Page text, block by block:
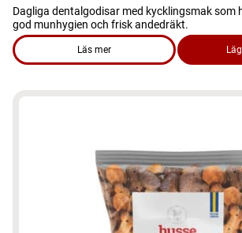
Dagliga dentalgodisar med kycklingsmak som
god munhygien och frisk andedräkt.
Läs mer
om produkten Tuggben - Dental